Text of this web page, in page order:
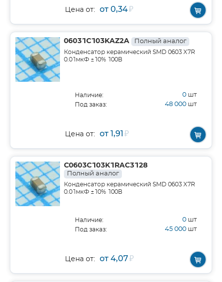
Цена от: от 0,34₽
06031C103KAZ2A Полный аналог
Конденсатор керамический SMD 0603 X7R
0.01мкФ ±10% 100В
Наличие: 0 шт
Под заказ: 48 000 шт
Цена от: от 1,91₽
C0603C103K1RAC3128
Полный аналог
Конденсатор керамический SMD 0603 X7R
0.01мкФ ±10% 100В
Наличие: 0 шт
Под заказ: 45 000 шт
Цена от: от 4,07₽